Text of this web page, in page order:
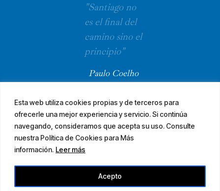
Esta web utiliza cookies propias y de terceros para
ofrecerle una mejor experiencia y servicio. Si continúa
navegando, consideramos que acepta su uso. Consulte
nuestra Política de Cookies para Más
información. Leer más
Acepto
"Santiago no
es el final del
camino sino el
principio"
Paulo Coelho
© 2026 El Camino Mozárabe de Santiago · diseña
Accesibilidad